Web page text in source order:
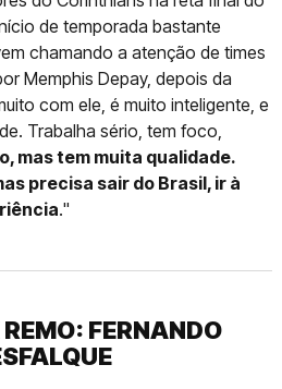
de temporada bastante
chamando a atenção de times
Memphis Depay, depois da
com ele, é muito inteligente, e
Trabalha sério, tem foco,
mas tem muita qualidade.
precisa sair do Brasil, ir à
."
FERNANDO